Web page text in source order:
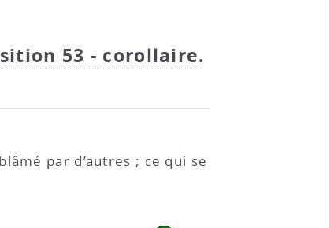
53 - corollaire.
par d’autres ; ce qui se